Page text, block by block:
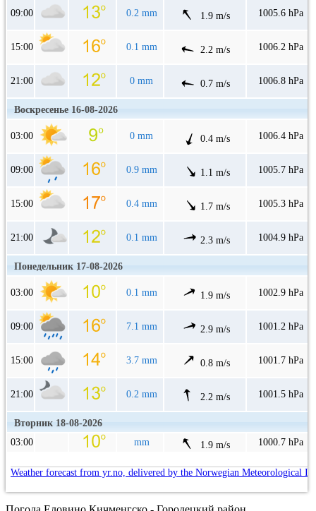
09:00 0.2 mm 1.9 m/s 1005.6 hPa
15:00 0.1 mm 2.2 m/s 1006.2 hPa
21:00 0 mm 0.7 m/s 1006.8 hPa
Воскресенье 16-08-2026
03:00 0 mm 0.4 m/s 1006.4 hPa
09:00 0.9 mm 1.1 m/s 1005.7 hPa
15:00 0.4 mm 1.7 m/s 1005.3 hPa
21:00 0.1 mm 2.3 m/s 1004.9 hPa
Понедельник 17-08-2026
03:00 0.1 mm 1.9 m/s 1002.9 hPa
09:00 7.1 mm 2.9 m/s 1001.2 hPa
15:00 3.7 mm 0.8 m/s 1001.7 hPa
21:00 0.2 mm 2.2 m/s 1001.5 hPa
Вторник 18-08-2026
03:00
mm 1.9 m/s 1000.7 hPa
Weather forecast from yr.no, delivered by the Norwegian Meteorological